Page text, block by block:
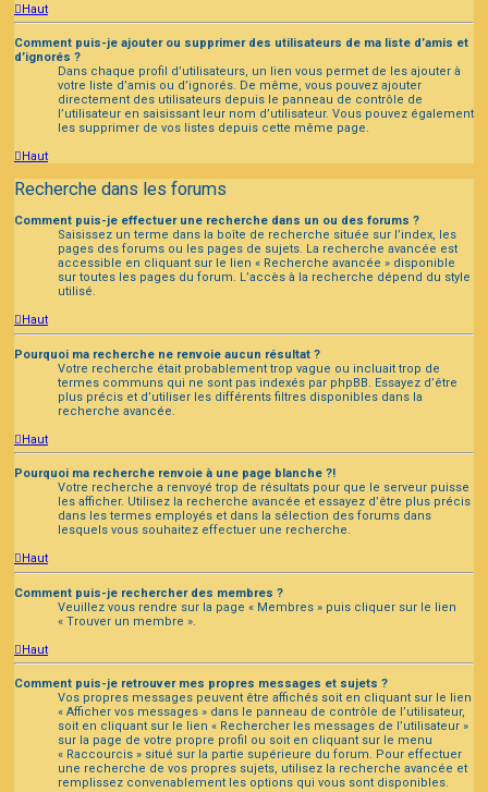
Haut
Comment puis-je ajouter ou supprimer des utilisateurs de ma liste d’amis et
d’ignorés ?
Dans chaque profil d’utilisateurs, un lien vous permet de les ajouter à
votre liste d’amis ou d’ignorés. De même, vous pouvez ajouter
directement des utilisateurs depuis le panneau de contrôle de
l’utilisateur en saisissant leur nom d’utilisateur. Vous pouvez également
les supprimer de vos listes depuis cette même page.
Haut
Recherche dans les forums
Comment puis-je effectuer une recherche dans un ou des forums ?
Saisissez un terme dans la boîte de recherche située sur l’index, les
pages des forums ou les pages de sujets. La recherche avancée est
accessible en cliquant sur le lien « Recherche avancée » disponible
sur toutes les pages du forum. L’accès à la recherche dépend du style
utilisé.
Haut
Pourquoi ma recherche ne renvoie aucun résultat ?
Votre recherche était probablement trop vague ou incluait trop de
termes communs qui ne sont pas indexés par phpBB. Essayez d’être
plus précis et d’utiliser les différents filtres disponibles dans la
recherche avancée.
Haut
Pourquoi ma recherche renvoie à une page blanche ?!
Votre recherche a renvoyé trop de résultats pour que le serveur puisse
les afficher. Utilisez la recherche avancée et essayez d’être plus précis
dans les termes employés et dans la sélection des forums dans
lesquels vous souhaitez effectuer une recherche.
Haut
Comment puis-je rechercher des membres ?
Veuillez vous rendre sur la page « Membres » puis cliquer sur le lien
« Trouver un membre ».
Haut
Comment puis-je retrouver mes propres messages et sujets ?
Vos propres messages peuvent être affichés soit en cliquant sur le lien
« Afficher vos messages » dans le panneau de contrôle de l’utilisateur,
soit en cliquant sur le lien « Rechercher les messages de l’utilisateur »
sur la page de votre propre profil ou soit en cliquant sur le menu
« Raccourcis » situé sur la partie supérieure du forum. Pour effectuer
une recherche de vos propres sujets, utilisez la recherche avancée et
remplissez convenablement les options qui vous sont disponibles.